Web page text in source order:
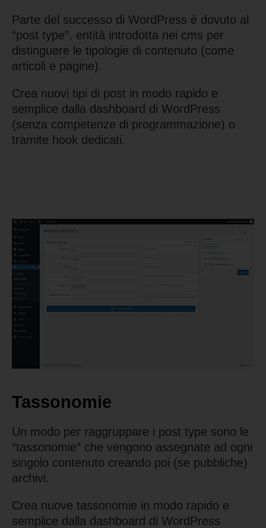
Parte del successo di WordPress è dovuto al
“post type”, entità introdotta nei cms per
distinguere le tipologie di contenuto (come
articoli e pagine).
Crea nuovi tipi di post in modo rapido e
semplice dalla dashboard di WordPress
(senza competenze di programmazione) o
tramite hook dedicati.
Tassonomie
Un modo per raggruppare i post type sono le
“tassonomie” che vengono assegnate ad ogni
singolo contenuto creando poi (se pubbliche)
archivi.
Crea nuove tassonomie in modo rapido e
semplice dalla dashboard di WordPress